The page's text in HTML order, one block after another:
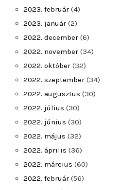
2023. február (4)
2023. január (2)
2022. december (6)
2022. november (34)
2022. október (32)
2022. szeptember (34)
2022. augusztus (30)
2022. július (30)
2022. június (30)
2022. május (32)
2022. április (36)
2022. március (60)
2022. február (56)